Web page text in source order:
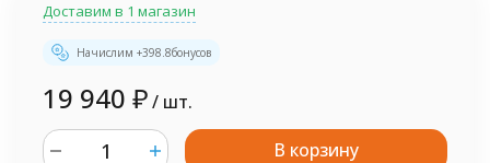
Доставим в 1 магазин
Начислим +398.8бонусов
19 940 ₽/ шт.
В корзину